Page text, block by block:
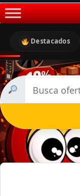
Destacados